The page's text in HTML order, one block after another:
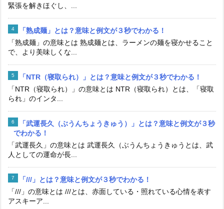
緊張を解きほぐし、...
「熟成麺」とは？意味と例文が３秒でわかる！
「熟成麺」の意味とは 熟成麺とは、ラーメンの麺を寝かせること
で、より美味しくな...
「NTR（寝取られ）」とは？意味と例文が３秒でわかる！
「NTR（寝取られ）」の意味とは NTR（寝取られ）とは、「寝取
られ」のインタ...
「武運長久（ぶうんちょうきゅう）」とは？意味と例文が３秒
でわかる！
「武運長久」の意味とは 武運長久（ぶうんちょうきゅうとは、武
人としての運命が長...
「///」とは？意味と例文が３秒でわかる！
「///」の意味とは ///とは、赤面している・照れている心情を表す
アスキーア...